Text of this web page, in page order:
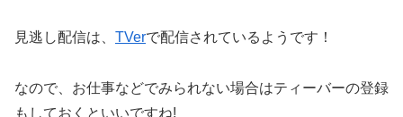
見逃し配信は、 TVerで配信されているようです！
なので、お仕事などでみられない場合はティーバーの登録
もしておくといいですね!